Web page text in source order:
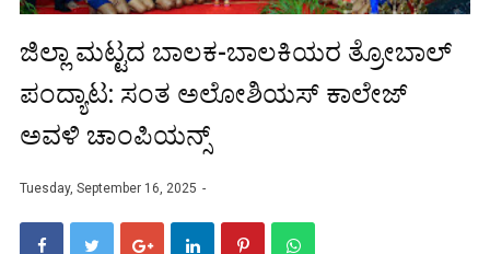
ಜಿಲ್ಲಾ ಮಟ್ಟದ ಬಾಲಕ-ಬಾಲಕಿಯರ ತ್ರೋಬಾಲ್
ಪಂದ್ಯಾಟ: ಸಂತ ಅಲೋಶಿಯಸ್ ಕಾಲೇಜ್
ಅವಳಿ ಚಾಂಪಿಯನ್ಸ್
Tuesday, September 16, 2025